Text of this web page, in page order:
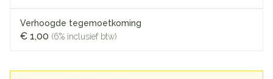
Verhoogde tegemoetkoming
€ 1,00 (6% inclusief btw)